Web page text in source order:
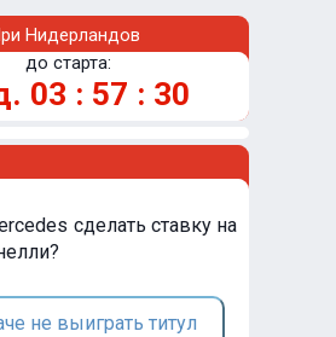
Нидерландов
до старта:
03 : 57 : 30
сделать ставку на
не выиграть титул